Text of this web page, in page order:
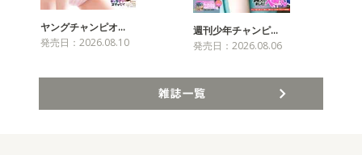
ヤングチャンピオ…
発売日：2026.08.10
週刊少年チャンピ…
発売日：2026.08.06